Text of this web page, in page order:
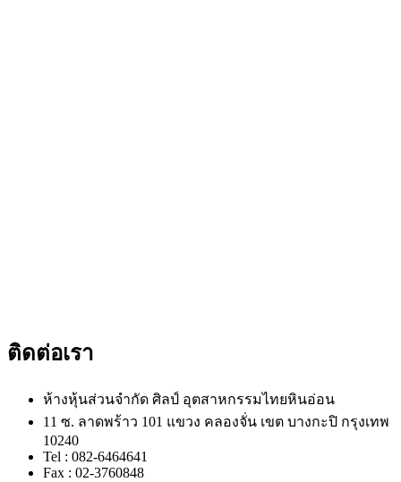
ติดต่อเรา
ห้างหุ้นส่วนจำกัด ศิลป์ อุตสาหกรรมไทยหินอ่อน
11 ซ. ลาดพร้าว 101 แขวง คลองจั่น เขต บางกะปิ กรุงเทพ
10240
Tel : 082-6464641
Fax : 02-3760848